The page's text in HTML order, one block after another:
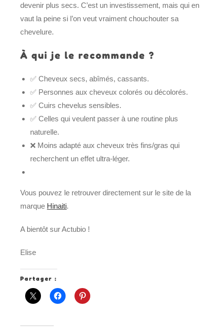
devenir plus secs. C’est un investissement, mais qui en
vaut la peine si l’on veut vraiment chouchouter sa
chevelure.
À qui je le recommande ?
✅ Cheveux secs, abîmés, cassants.
✅ Personnes aux cheveux colorés ou décolorés.
✅ Cuirs chevelus sensibles.
✅ Celles qui veulent passer à une routine plus
naturelle.
❌ Moins adapté aux cheveux très fins/gras qui
recherchent un effet ultra-léger.
Vous pouvez le retrouver directement sur le site de la
marque Hinaiti.
A bientôt sur Actubio !
Elise
Partager :